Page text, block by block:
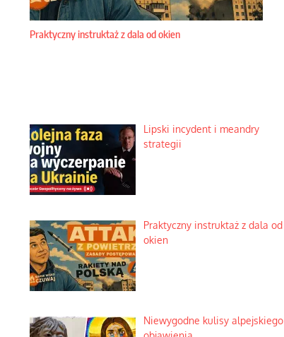
Praktyczny instruktaż z dala od okien
Lipski incydent i meandry
strategii
Praktyczny instruktaż z dala od
okien
Niewygodne kulisy alpejskiego